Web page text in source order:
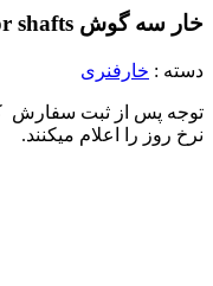
خار سه گوش DIN 6799 shafts
دسته : خارفنری
توجه پس از ثبت سفارش
نرخ روز را اعلام میکنند.